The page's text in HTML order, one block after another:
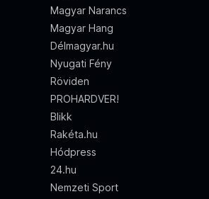
Magyar Narancs
Magyar Hang
Délmagyar.hu
Nyugati Fény
Röviden
PROHARDVER!
Blikk
Rakéta.hu
Hódpress
24.hu
Nemzeti Sport